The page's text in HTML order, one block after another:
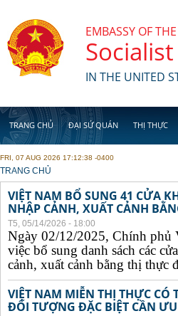
EMBASSY OF THE
IN THE UNITED
TRANG CHỦ ĐẠI SỨ QUÁN THỊ THỰC
FRI, 07 AUG 2026 17:12:38 -0400
YOU ARE HERE
TRANG CHỦ
VIỆT NAM BỔ SUNG 41 CỬA
NHẬP CẢNH, XUẤT CẢNH
T5, 05/14/2026 - 18:00
Ngày 02/12/2025, Chính phủ
việc bổ sung danh sách các
cảnh, xuất cảnh bằng thị thực
VIỆT NAM MIỄN THỊ THỰC
ĐỐI TƯỢNG ĐẶC BIỆT CẦN